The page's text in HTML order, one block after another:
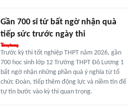
Gần 700 sĩ tử bất ngờ nhận quà
tiếp sức trước ngày thi
Trước kỳ thi tốt nghiệp THPT năm 2026, gần
700 học sinh lớp 12 Trường THPT Đô Lương 1
bất ngờ nhận những phần quà ý nghĩa từ tổ
chức Đoàn, tiếp thêm động lực và niềm tin để
tự tin bước vào kỳ thi quan trọng.